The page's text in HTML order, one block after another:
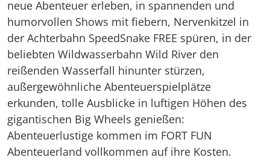
neue Abenteuer erleben, in spannenden und
humorvollen Shows mit fiebern, Nervenkitzel in
der Achterbahn SpeedSnake FREE spüren, in der
beliebten Wildwasserbahn Wild River den
reißenden Wasserfall hinunter stürzen,
außergewöhnliche Abenteuerspielplätze
erkunden, tolle Ausblicke in luftigen Höhen des
gigantischen Big Wheels genießen:
Abenteuerlustige kommen im FORT FUN
Abenteuerland vollkommen auf ihre Kosten.